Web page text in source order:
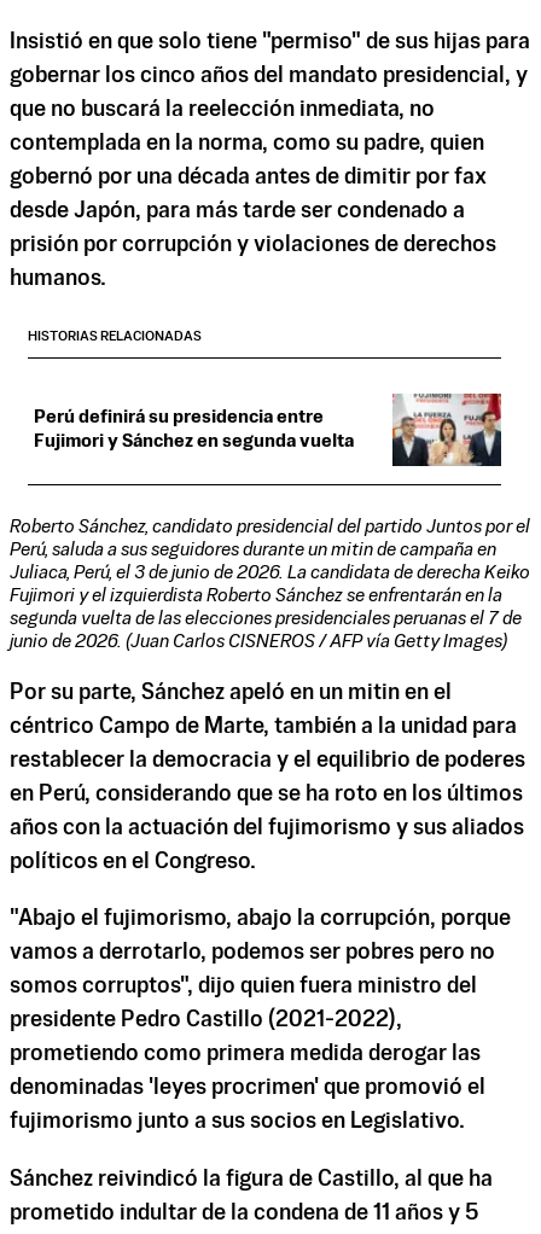
Insistió en que solo tiene "permiso" de sus hijas para
gobernar los cinco años del mandato presidencial, y
que no buscará la reelección inmediata, no
contemplada en la norma, como su padre, quien
gobernó por una década antes de dimitir por fax
desde Japón, para más tarde ser condenado a
prisión por corrupción y violaciones de derechos
humanos.
HISTORIAS RELACIONADAS
Perú definirá su presidencia entre
Fujimori y Sánchez en segunda vuelta
Roberto Sánchez, candidato presidencial del partido Juntos por el
Perú, saluda a sus seguidores durante un mitin de campaña en
Juliaca, Perú, el 3 de junio de 2026. La candidata de derecha Keiko
Fujimori y el izquierdista Roberto Sánchez se enfrentarán en la
segunda vuelta de las elecciones presidenciales peruanas el 7 de
junio de 2026. (Juan Carlos CISNEROS / AFP vía Getty Images)
Por su parte, Sánchez apeló en un mitin en el
céntrico Campo de Marte, también a la unidad para
restablecer la democracia y el equilibrio de poderes
en Perú, considerando que se ha roto en los últimos
años con la actuación del fujimorismo y sus aliados
políticos en el Congreso.
"Abajo el fujimorismo, abajo la corrupción, porque
vamos a derrotarlo, podemos ser pobres pero no
somos corruptos", dijo quien fuera ministro del
presidente Pedro Castillo (2021-2022),
prometiendo como primera medida derogar las
denominadas 'leyes procrimen' que promovió el
fujimorismo junto a sus socios en Legislativo.
Sánchez reivindicó la figura de Castillo, al que ha
prometido indultar de la condena de 11 años y 5